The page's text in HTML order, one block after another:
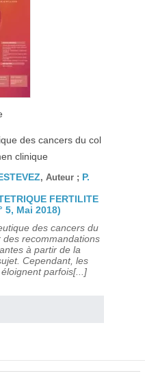
des cancers du col
clinique
, Auteur ; P.
FERTILITE
5, Mai 2018)
des cancers du
recommandations
à partir de la
Cependant, les
parfois[...]